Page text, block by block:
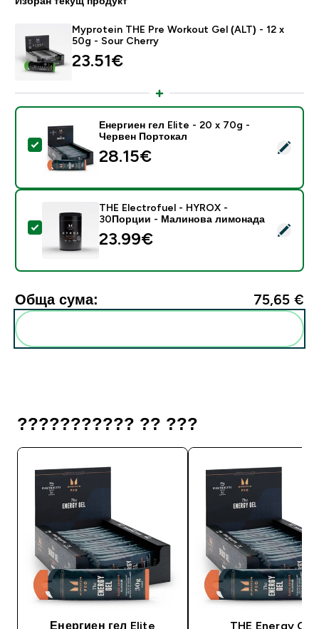
Myprotein THE Pre Workout Gel (ALT) - 12 x
50g - Sour Cherry
23.51€‎
Select this product - Енергиен гел Elite - 20 x 70g -
Енергиен гел Elite - 20 x 70g -
Червен Портокал
28.15€‎
Select this product - THE Electrofuel - HYROX -
THE Electrofuel - HYROX -
30Порции - Малинова лимонада
23.99€‎
Обща сума: 75,65 €‎
??????????? ?? ???
Енергиен гел Elite THE Energy Gel